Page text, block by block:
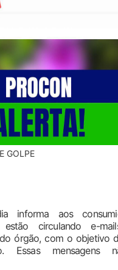
GOLPE
informa aos
circulando e-
órgão, com o objetivo
Essas mensagens